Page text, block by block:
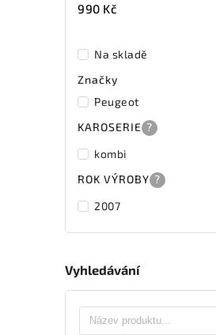
990 Kč
Na skladě
Značky
Peugeot
KAROSERIE ?
kombi
ROK VÝROBY ?
2007
Vyhledávání